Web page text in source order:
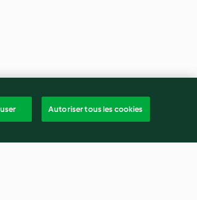
Autoriser tous les cookies